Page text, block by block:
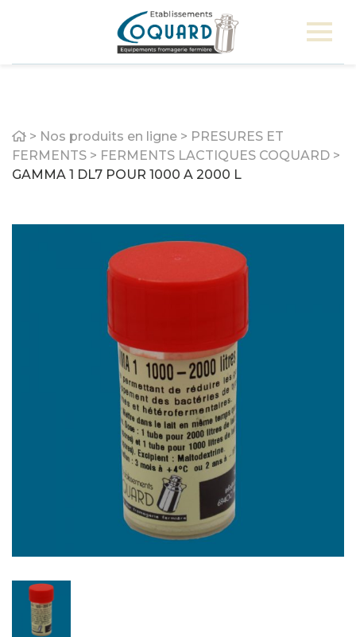
Home
> Nos produits en ligne > PRESURES ET
FERMENTS > FERMENTS LACTIQUES COQUARD >
GAMMA 1 DL7 POUR 1000 A 2000 L